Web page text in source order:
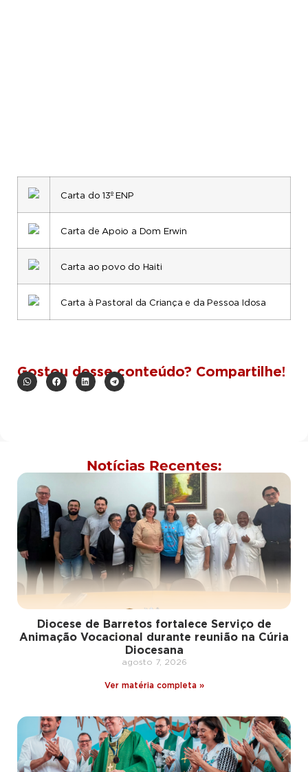
Carta do 13º ENP
Carta de Apoio a Dom Erwin
Carta ao povo do Haiti
Carta à Pastoral da Criança e da Pessoa Idosa
Gostou desse conteúdo? Compartilhe!
Notícias Recentes:
Diocese de Barretos fortalece Serviço de
Animação Vocacional durante reunião na Cúria
Diocesana
agosto 7, 2026
Ver matéria completa »